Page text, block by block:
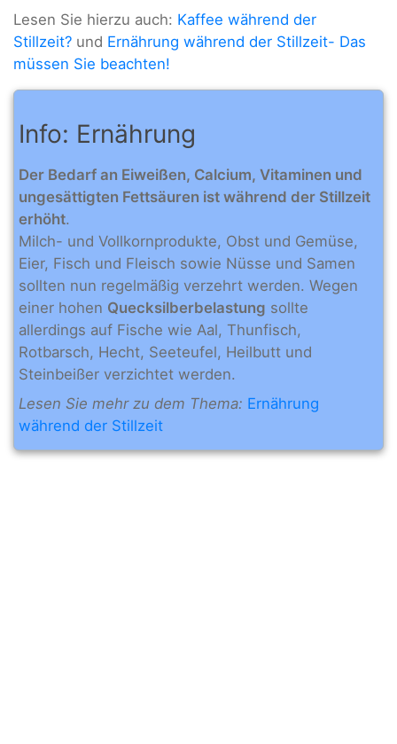
Lesen Sie hierzu auch: Kaffee während der
Stillzeit? und Ernährung während der Stillzeit- Das
müssen Sie beachten!
Info: Ernährung
Der Bedarf an Eiweißen, Calcium, Vitaminen und
ungesättigten Fettsäuren ist während der Stillzeit
erhöht.
Milch- und Vollkornprodukte, Obst und Gemüse,
Eier, Fisch und Fleisch sowie Nüsse und Samen
sollten nun regelmäßig verzehrt werden. Wegen
einer hohen Quecksilberbelastung sollte
allerdings auf Fische wie Aal, Thunfisch,
Rotbarsch, Hecht, Seeteufel, Heilbutt und
Steinbeißer verzichtet werden.
Lesen Sie mehr zu dem Thema: Ernährung
während der Stillzeit